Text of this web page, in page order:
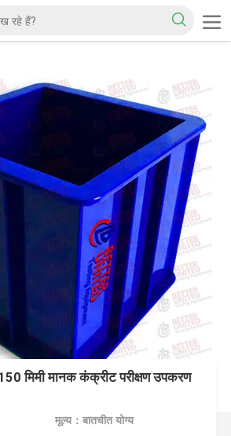
मिमी मानक कंक्रीट परीक्षण उपकरण
मूल्य：बातचीत योग्य